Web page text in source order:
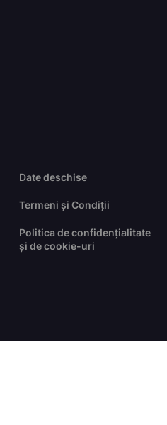
Date deschise
Termeni și Condiții
Politica de confidențialitate
și de cookie-uri